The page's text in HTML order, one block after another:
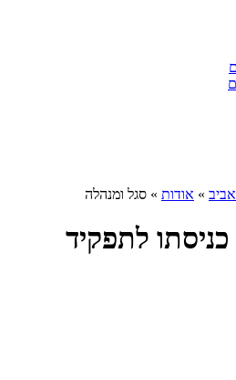
» אודות » סגל ומנהלה
לתפקיד